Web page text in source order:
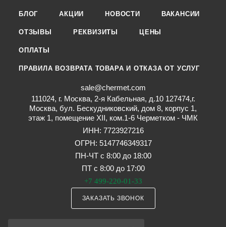
БЛОГ АКЦИИ НОВОСТИ ВАКАНСИИ
ОТЗЫВЫ РЕКВИЗИТЫ ЦЕНЫ
ОПЛАТЫ
ПРАВИЛА ВОЗВРАТА ТОВАРА И ОТКАЗА ОТ УСЛУГ
sale@chermet.com
111024, г. Москва, 2-я Кабельная, д.10 127474,г.
Москва, бул. Бескудниковский, дом 8, корпус 1,
этаж 1, помещение XII, ком.1-6 Черметком - ЧМК
ИНН: 7723927216
ОГРН: 5147746349317
ПН-ЧТ с 8:00 до 18:00
ПТ с 8:00 до 17:00
+7 499-220-01-33
ЗАКАЗАТЬ ЗВОНОК